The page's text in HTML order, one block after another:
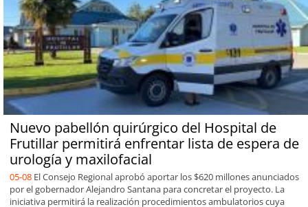
Nuevo pabellón quirúrgico del Hospital de
Frutillar permitirá enfrentar lista de espera de
urología y maxilofacial
05-08 El Consejo Regional aprobó aportar los $620 millones anunciados
por el gobernador Alejandro Santana para concretar el proyecto. La
iniciativa permitirá la realización procedimientos ambulatorios cuya